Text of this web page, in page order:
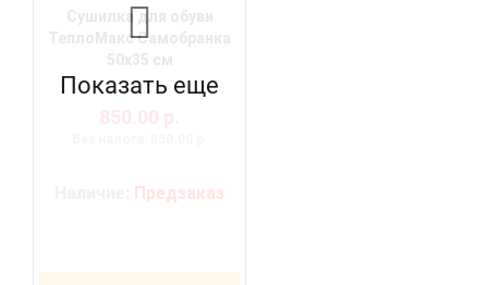
ТеплоМакс Самобранка
Предзаказ
Показать еще